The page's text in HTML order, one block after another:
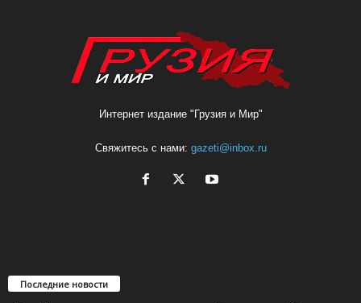
Интернет издание "Грузия и Мир"
Свяжитесь с нами: gazeti@inbox.ru
Последние новости